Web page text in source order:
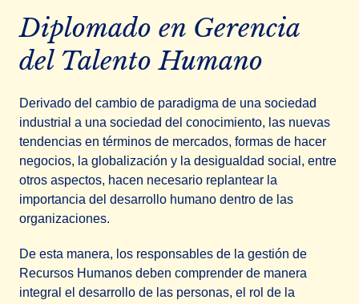
Diplomado en Gerencia
del Talento Humano
Derivado del cambio de paradigma de una sociedad
industrial a una sociedad del conocimiento, las nuevas
tendencias en términos de mercados, formas de hacer
negocios, la globalización y la desigualdad social, entre
otros aspectos, hacen necesario replantear la
importancia del desarrollo humano dentro de las
organizaciones.
De esta manera, los responsables de la gestión de
Recursos Humanos deben comprender de manera
integral el desarrollo de las personas, el rol de la